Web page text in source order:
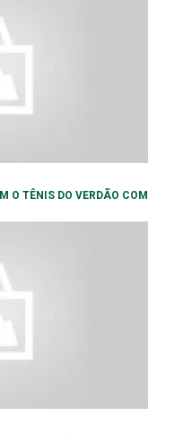
O TÊNIS DO VERDÃO COM